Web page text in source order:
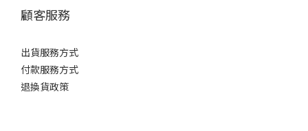
顧客服務
出貨服務方式
付款服務方式
退換貨政策